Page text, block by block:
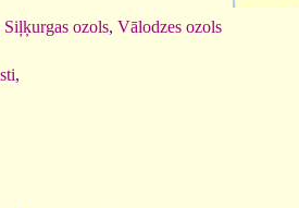
Siļķurgas ozols, Vālodzes ozols
,